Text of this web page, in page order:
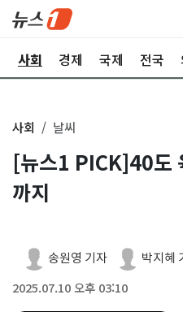
사회 경제 국제 전국
사회 날씨
[뉴스1 PICK]40도
까지
송원영 기자 박지혜
2025.07.10 오후 03:10